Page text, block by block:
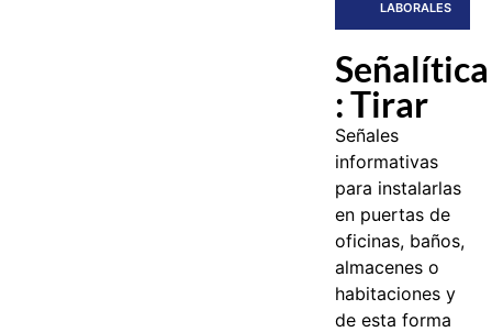
LABORALES
Señalítica
: Tirar
Señales
informativas
para instalarlas
en puertas de
oficinas, baños,
almacenes o
habitaciones y
de esta forma